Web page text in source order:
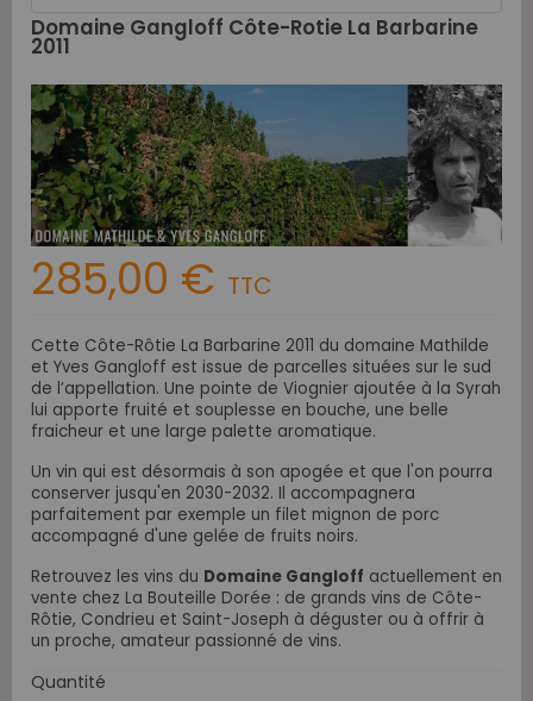
Domaine Gangloff Côte-Rotie La Barbarine
2011
285,00 € TTC
Cette Côte-Rôtie La Barbarine 2011 du domaine Mathilde
et Yves Gangloff est issue de parcelles situées sur le sud
de l’appellation. Une pointe de Viognier ajoutée à la Syrah
lui apporte fruité et souplesse en bouche, une belle
fraicheur et une large palette aromatique.
Un vin qui est désormais à son apogée et que l'on pourra
conserver jusqu'en 2030-2032. Il accompagnera
parfaitement par exemple un filet mignon de porc
accompagné d'une gelée de fruits noirs.
Retrouvez les vins du Domaine Gangloff actuellement en
vente chez La Bouteille Dorée : de grands vins de Côte-
Rôtie, Condrieu et Saint-Joseph à déguster ou à offrir à
un proche, amateur passionné de vins.
Quantité